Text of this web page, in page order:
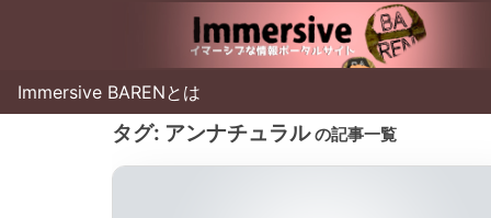
Immersive BARENとは
タグ: アンナチュラル の記事一覧